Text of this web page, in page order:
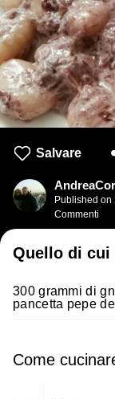
Salvare
Published on
Commenti
Quello di cui
300 grammi di
pancetta pepe
Come